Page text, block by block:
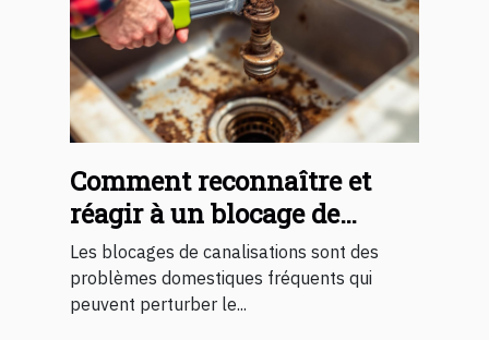
Comment reconnaître et
réagir à un blocage de
canalisations ?
Les blocages de canalisations sont des
problèmes domestiques fréquents qui
peuvent perturber le...